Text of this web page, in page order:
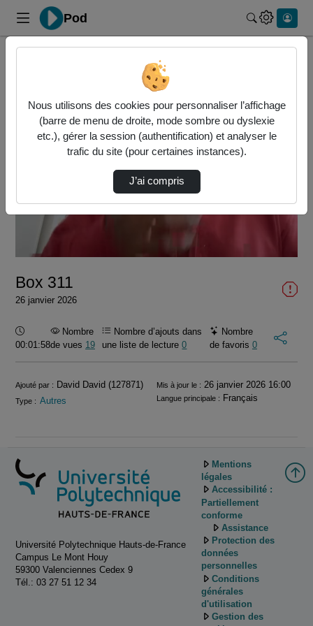
Pod
Lire
la
vidéo
Box 311
26 janvier 2026
Durée :
00:01:58
Nombre
de vues 19
Nombre d’ajouts dans
une liste de lecture0
Nombre
de favoris 0
Informations
Ajouté par : David David (127871) Mis à jour le : 26 janvier 2026 16:00
Type : Autres Langue principale : Français
Université Polytechnique Hauts-de-France
Campus Le Mont Houy
59300 Valenciennes Cedex 9
Tél.: 03 27 51 12 34
Mentions
légales
Accessibilité :
Partiellement
conforme
Assistance
Protection des
données
personnelles
Conditions
générales
d'utilisation
Gestion des
Nous utilisons des cookies pour personnaliser l’affichage
(barre de menu de droite, mode sombre ou dyslexie
etc.), gérer la session (authentification) et analyser le
trafic du site (pour certaines instances).
J’ai compris